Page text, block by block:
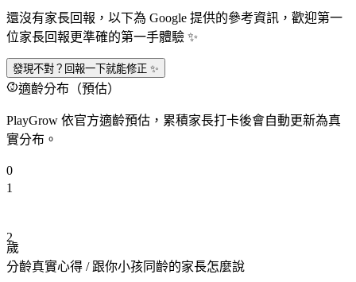
還沒有家長回報，以下為 Google 提供的參考資訊，歡迎第一
位家長回報更準確的第一手體驗 ✨
發現不對？回報一下就能修正 ✨
適齡分布（預估）
PlayGrow 依官方適齡預估，累積家長打卡後會自動更新為真
實分布。
0
1
2
歲
分齡真實心得 / 跟你小孩同齡的家長怎麼說